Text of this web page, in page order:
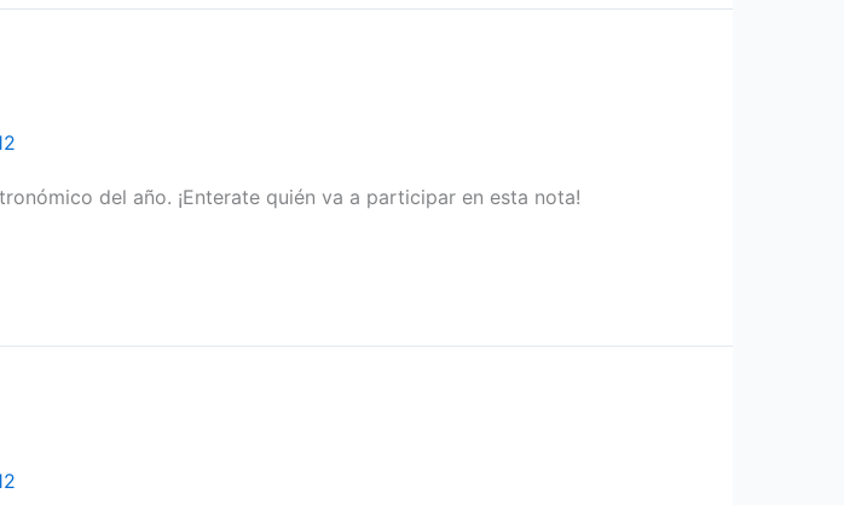
del año. ¡Enterate quién va a participar en esta nota!